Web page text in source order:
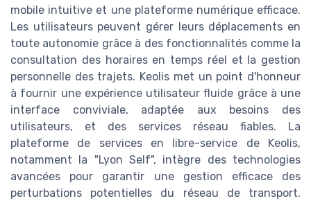
mobile intuitive et une plateforme numérique efficace.
Les utilisateurs peuvent gérer leurs déplacements en
toute autonomie grâce à des fonctionnalités comme la
consultation des horaires en temps réel et la gestion
personnelle des trajets. Keolis met un point d'honneur
à fournir une expérience utilisateur fluide grâce à une
interface conviviale, adaptée aux besoins des
utilisateurs, et des services réseau fiables. La
plateforme de services en libre-service de Keolis,
notamment la "Lyon Self", intègre des technologies
avancées pour garantir une gestion efficace des
perturbations potentielles du réseau de transport.